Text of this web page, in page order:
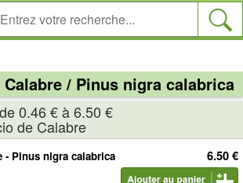
/ Pinus nigra calabrica
0.46 € à 6.50 €
de Calabre
6.50 €
- Pinus nigra calabrica
cookies